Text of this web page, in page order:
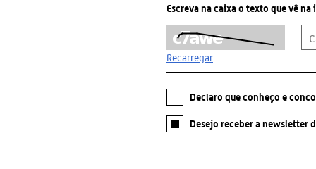
Escreva na caixa o texto que vê na
Recarregar
Declaro que conheço e
Desejo receber a newsletter